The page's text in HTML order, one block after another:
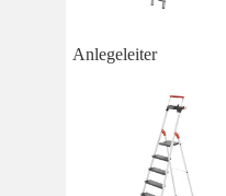
Anlegeleiter